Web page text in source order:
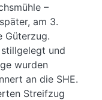
–
am 3.
Güterzug.
und
wurden
an die SHE.
Streifzug